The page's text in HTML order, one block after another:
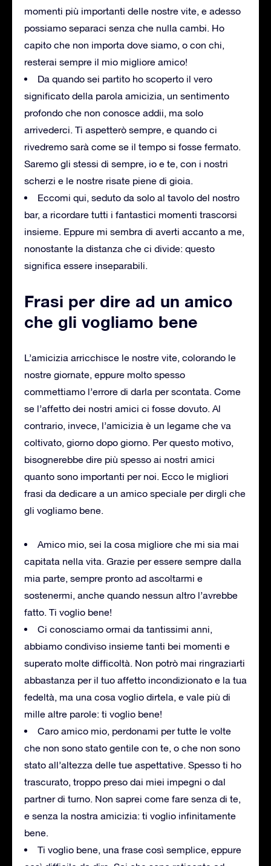
momenti più importanti delle nostre vite, e adesso
possiamo separaci senza che nulla cambi. Ho
capito che non importa dove siamo, o con chi,
resterai sempre il mio migliore amico!
Da quando sei partito ho scoperto il vero
significato della parola amicizia, un sentimento
profondo che non conosce addii, ma solo
arrivederci. Ti aspetterò sempre, e quando ci
rivedremo sarà come se il tempo si fosse fermato.
Saremo gli stessi di sempre, io e te, con i nostri
scherzi e le nostre risate piene di gioia.
Eccomi qui, seduto da solo al tavolo del nostro
bar, a ricordare tutti i fantastici momenti trascorsi
insieme. Eppure mi sembra di averti accanto a me,
nonostante la distanza che ci divide: questo
significa essere inseparabili.
Frasi per dire ad un amico
che gli vogliamo bene
L’amicizia arricchisce le nostre vite, colorando le
nostre giornate, eppure molto spesso
commettiamo l’errore di darla per scontata. Come
se l’affetto dei nostri amici ci fosse dovuto. Al
contrario, invece, l’amicizia è un legame che va
coltivato, giorno dopo giorno. Per questo motivo,
bisognerebbe dire più spesso ai nostri amici
quanto sono importanti per noi. Ecco le migliori
frasi da dedicare a un amico speciale per dirgli che
gli vogliamo bene.
Amico mio, sei la cosa migliore che mi sia mai
capitata nella vita. Grazie per essere sempre dalla
mia parte, sempre pronto ad ascoltarmi e
sostenermi, anche quando nessun altro l’avrebbe
fatto. Ti voglio bene!
Ci conosciamo ormai da tantissimi anni,
abbiamo condiviso insieme tanti bei momenti e
superato molte difficoltà. Non potrò mai ringraziarti
abbastanza per il tuo affetto incondizionato e la tua
fedeltà, ma una cosa voglio dirtela, e vale più di
mille altre parole: ti voglio bene!
Caro amico mio, perdonami per tutte le volte
che non sono stato gentile con te, o che non sono
stato all’altezza delle tue aspettative. Spesso ti ho
trascurato, troppo preso dai miei impegni o dal
partner di turno. Non saprei come fare senza di te,
e senza la nostra amicizia: ti voglio infinitamente
bene.
Ti voglio bene, una frase così semplice, eppure